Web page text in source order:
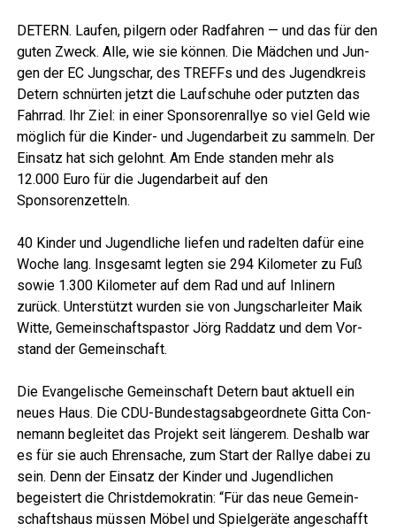
DETERN. Lau­fen, pil­gern oder Rad­fah­ren — und das für den
guten Zweck. Alle, wie sie kön­nen. Die Mäd­chen und Jun­
gen der EC Jung­schar, des TREFFs und des Jugend­kreis
Detern schnür­ten jetzt die Lauf­schu­he oder putz­ten das
Fahr­rad. Ihr Ziel: in einer Spon­so­ren­ral­lye so viel Geld wie
mög­lich für die Kin­der- und Jugend­ar­beit zu sam­meln. Der
Ein­satz hat sich gelohnt. Am Ende stan­den mehr als
12.000 Euro für die Jugend­ar­beit auf den
Sponsorenzetteln.
40 Kin­der und Jugend­li­che lie­fen und radel­ten dafür eine
Woche lang. Ins­ge­samt leg­ten sie 294 Kilo­me­ter zu Fuß
sowie 1.300 Kilo­me­ter auf dem Rad und auf Inli­nern
zurück. Unter­stützt wur­den sie von Jung­schar­lei­ter Maik
Wit­te, Gemein­schafts­pas­tor Jörg Rad­datz und dem Vor­
stand der Gemeinschaft.
Die Evan­ge­li­sche Gemein­schaft Detern baut aktu­ell ein
neu­es Haus. Die CDU-Bun­des­tags­ab­ge­ord­ne­te Git­ta Con­
ne­mann beglei­tet das Pro­jekt seit län­ge­rem. Des­halb war
es für sie auch Ehren­sa­che, zum Start der Ral­lye dabei zu
sein. Denn der Ein­satz der Kin­der und Jugend­li­chen
begeis­tert die Christ­de­mo­kra­tin: “Für das neue Gemein­
schafts­haus müs­sen Möbel und Spiel­ge­rä­te ange­schafft